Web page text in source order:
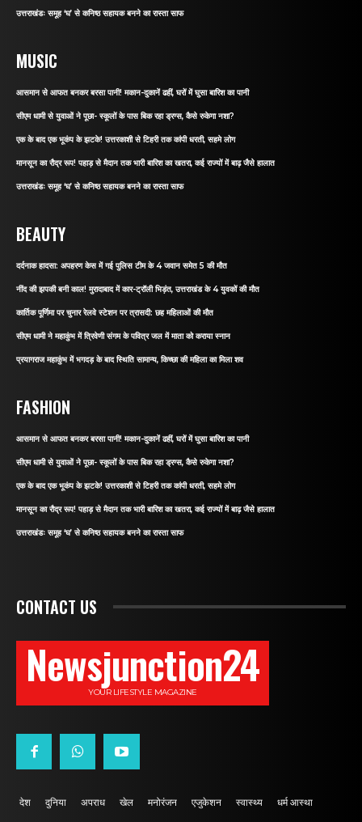
उत्तराखंडः समूह ‘घ’ से कनिष्ठ सहायक बनने का रास्ता साफ
MUSIC
आसमान से आफत बनकर बरसा पानी! मकान-दुकानें ढहीं, घरों में घुसा बारिश का पानी
सीएम धामी से युवाओं ने पूछा- स्कूलों के पास बिक रहा ड्रग्स, कैसे रुकेगा नशा?
एक के बाद एक भूकंप के झटके! उत्तरकाशी से टिहरी तक कांपी धरती, सहमे लोग
मानसून का रौद्र रूप! पहाड़ से मैदान तक भारी बारिश का खतरा, कई राज्यों में बाढ़ जैसे हालात
उत्तराखंडः समूह ‘घ’ से कनिष्ठ सहायक बनने का रास्ता साफ
BEAUTY
दर्दनाक हादसा: अपहरण केस में गई पुलिस टीम के 4 जवान समेत 5 की मौत
नींद की झपकी बनी काल! मुरादाबाद में कार-ट्रॉली भिड़ंत, उत्तराखंड के 4 युवकों की मौत
कार्तिक पूर्णिमा पर चुनार रेलवे स्टेशन पर त्रासदी: छह महिलाओं की मौत
सीएम धामी ने महाकुंभ में त्रिवेणी संगम के पवित्र जल में माता को कराया स्नान
प्रयागराज महाकुंभ में भगदड़ के बाद स्थिति सामान्य, किच्छा की महिला का मिला शव
FASHION
आसमान से आफत बनकर बरसा पानी! मकान-दुकानें ढहीं, घरों में घुसा बारिश का पानी
सीएम धामी से युवाओं ने पूछा- स्कूलों के पास बिक रहा ड्रग्स, कैसे रुकेगा नशा?
एक के बाद एक भूकंप के झटके! उत्तरकाशी से टिहरी तक कांपी धरती, सहमे लोग
मानसून का रौद्र रूप! पहाड़ से मैदान तक भारी बारिश का खतरा, कई राज्यों में बाढ़ जैसे हालात
उत्तराखंडः समूह ‘घ’ से कनिष्ठ सहायक बनने का रास्ता साफ
CONTACT US
Newsjunction24
YOUR LIFESTYLE MAGAZINE
देश दुनिया अपराध खेल मनोरंजन एजुकेशन स्वास्थ्य धर्म आस्था